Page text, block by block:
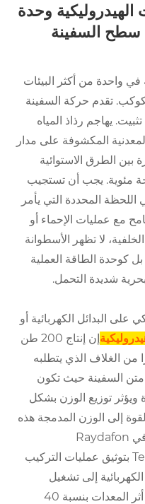
وحدة
سطح السفينة
واحدة من أكثر البيئات
تقدم حركة السفينة
يهاجم رذاذ المياه
المكشوفة على مدار
بين الطرق الاستوائية
الشمالي لأكثر من 80 درجة مئوية. يجب أن تستجيب
المحددة التي يأمر
مع عمليات الإحماء أو
لا تظهر الأسطوانة
كوحدة الطاقة العملية
شديدة التحمل.
على البدائل الكهربائية أو
إن إنتاج 200 طن
الغلاف الذي يتطلبه
السفينة حيث تكون
توزيع الوزن بشكل
إلى الوزن المدمجة هذه
أمرًا حاسمًا. قامت فرقنا الهندسية في Raydafon
Technology Group Co.,Limited بتوثيق عمليات التركيب
إلى تشغيل
الأسطوانات الهيدروليكية إلى تقليل أثر المعدات بنسبة 40